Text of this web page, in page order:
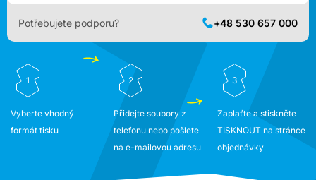
Potřebujete podporu? +48 530 657 000
1
Vyberte vhodný
formát tisku
2
Přidejte soubory z
telefonu nebo pošlete
na e-mailovou adresu
3
Zaplaťte a stiskněte
TISKNOUT na stránce
objednávky